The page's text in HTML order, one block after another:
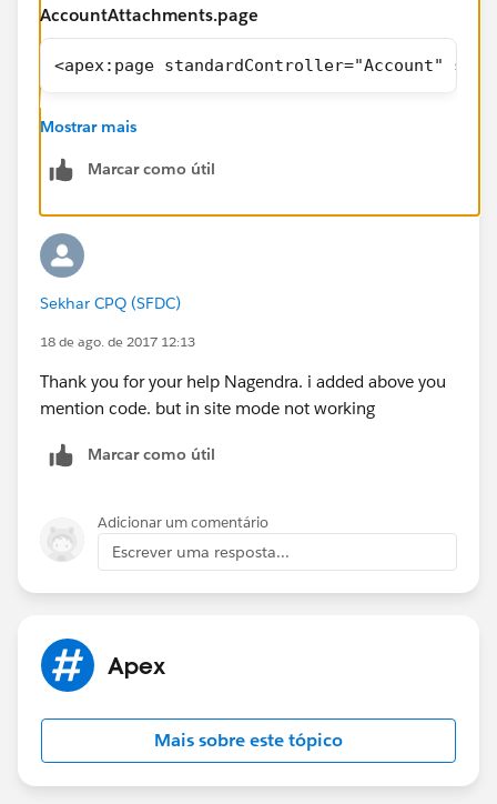
AccountAttachments.page
<apex:page standardController="Account"
Hope this helps.
removed from the unanswered queue which results in
Thanks,
Nagendra
Mostrar mais
Marcar como útil
Sekhar CPQ (SFDC)
18 de ago. de 2017 12:13
Thank you for your help Nagendra. i added above you
mention code. but in site mode not working
Marcar como útil
Adicionar um comentário
Escrever uma resposta...
Apex
Mais sobre este tópico